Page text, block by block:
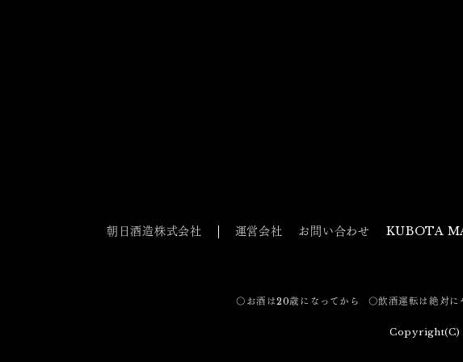
朝日酒造株式会社 運営会社 お問い合わせ KUBOTA
〇お酒は20歳になってから 〇飲酒運転は絶対に
Copyright(C)